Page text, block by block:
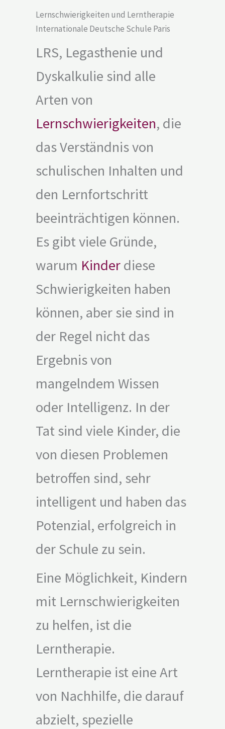
Lernschwierigkeiten und Lerntherapie
Internationale Deutsche Schule Paris
LRS, Legasthenie und
Dyskalkulie sind alle
Arten von
Lernschwierigkeiten, die
das Verständnis von
schulischen Inhalten und
den Lernfortschritt
beeinträchtigen können.
Es gibt viele Gründe,
warum Kinderdiese
Schwierigkeiten haben
können, aber sie sind in
der Regel nicht das
Ergebnis von
mangelndem Wissen
oder Intelligenz. In der
Tat sind viele Kinder, die
von diesen Problemen
betroffen sind, sehr
intelligent und haben das
Potenzial, erfolgreich in
der Schule zu sein.
Eine Möglichkeit, Kindern
mit Lernschwierigkeiten
zu helfen, ist die
Lerntherapie.
Lerntherapie ist eine Art
von Nachhilfe, die darauf
abzielt, spezielle